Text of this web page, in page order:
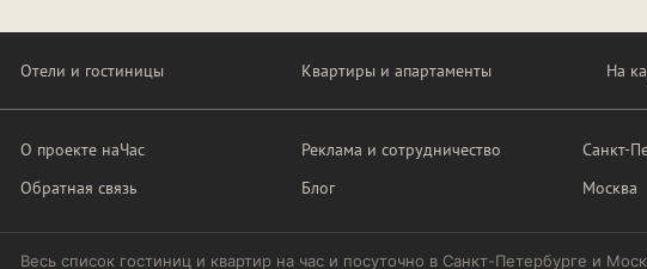
Отели и гостиницы Квартиры и апартаменты На
О проекте наЧас
Обратная связь
Реклама и сотрудничество
Блог
Санкт-
Москва
Весь список гостиниц и квартир на час и посуточно в Санкт-Петербурге и